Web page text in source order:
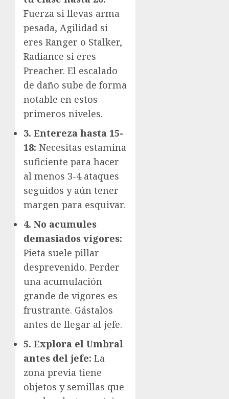
Fuerza si llevas arma
pesada, Agilidad si
eres Ranger o Stalker,
Radiance si eres
Preacher. El escalado
de daño sube de forma
notable en estos
primeros niveles.
3. Entereza hasta 15-
18: Necesitas estamina
suficiente para hacer
al menos 3-4 ataques
seguidos y aún tener
margen para esquivar.
4. No acumules
demasiados vigores:
Pieta suele pillar
desprevenido. Perder
una acumulación
grande de vigores es
frustrante. Gástalos
antes de llegar al jefe.
5. Explora el Umbral
antes del jefe: La
zona previa tiene
objetos y semillas que